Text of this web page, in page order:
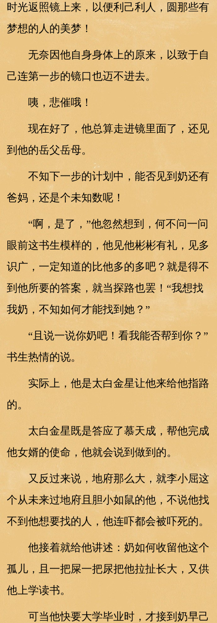
时光返照镜上来，以便利己利人，圆那些有
梦想的人的美梦！
无奈因他自身身体上的原来，以致于自
己连第一步的镜口也迈不进去。
咦，悲催哦！
现在好了，他总算走进镜里面了，还见
到他的岳父岳母。
不知下一步的计划中，能否见到奶还有
爸妈，还是个未知数呢！
“啊，是了，”他忽然想到，何不问一问
眼前这书生模样的，他见他彬彬有礼，见多
识广，一定知道的比他多的多吧？就是得不
到他所要的答案，就当探路也罢！“我想找
我奶，不知如何才能找到她？”
“且说一说你奶吧！看我能否帮到你？”
书生热情的说。
实际上，他是太白金星让他来给他指路
的。
太白金星既是答应了慕天成，帮他完成
他女婿的使命，他就会说到做到的。
又反过来说，地府那么大，就李小屈这
个从未来过地府且胆小如鼠的他，不说他找
不到他想要找的人，他连吓都会被吓死的。
他接着就给他讲述：奶如何收留他这个
孤儿，且一把屎一把尿把他拉扯长大，又供
他上学读书。
可当他快要大学毕业时，才接到奶早己